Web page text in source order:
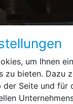
um Ihnen
zu bieten. Dazu
Seite und für